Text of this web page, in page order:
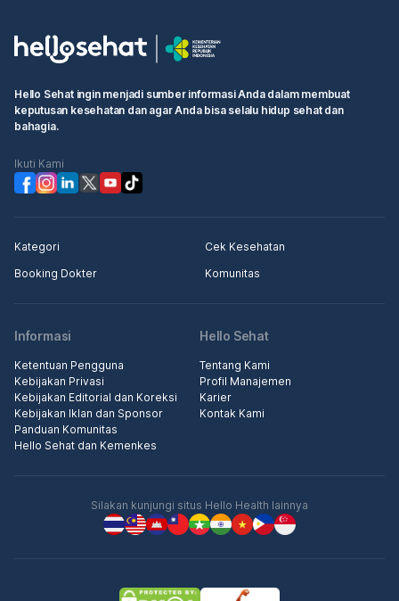
Hello Sehat ingin menjadi sumber informasi Anda dalam membuat
keputusan kesehatan dan agar Anda bisa selalu hidup sehat dan
bahagia.
Ikuti Kami
Kategori
Cek Kesehatan
Booking Dokter
Komunitas
Informasi
Ketentuan Pengguna
Kebijakan Privasi
Kebijakan Editorial dan Koreksi
Kebijakan Iklan dan Sponsor
Panduan Komunitas
Hello Sehat dan Kemenkes
Hello Sehat
Tentang Kami
Profil Manajemen
Karier
Kontak Kami
Silakan kunjungi situs Hello Health lainnya